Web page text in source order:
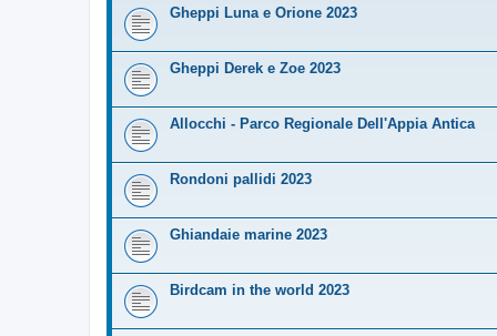
Gheppi Luna e Orione 2023
Gheppi Derek e Zoe 2023
Allocchi - Parco Regionale Dell'Appia Antica
Rondoni pallidi 2023
Ghiandaie marine 2023
Birdcam in the world 2023